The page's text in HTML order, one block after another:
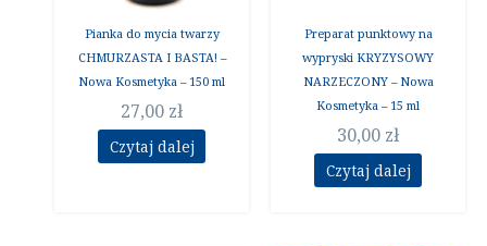
Pianka do mycia twarzy
CHMURZASTA I BASTA! –
Nowa Kosmetyka – 150 ml
27,00 zł
Czytaj dalej
Preparat punktowy na
wypryski KRYZYSOWY
NARZECZONY – Nowa
Kosmetyka – 15 ml
30,00 zł
Czytaj dalej